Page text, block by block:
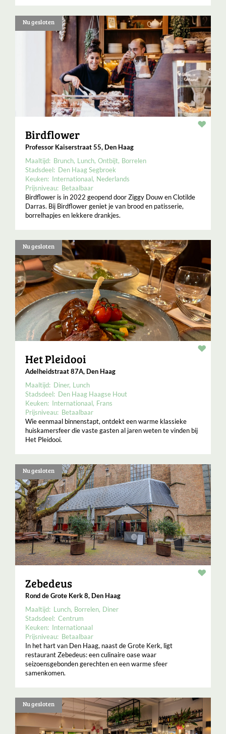
Nu gesloten
Birdflower
Professor Kaiserstraat 55, Den Haag
Maaltijd: Brunch Lunch Ontbijt Borrelen
Stadsdeel: Den Haag Segbroek
Keuken: Internationaal Nederlands
Prijsniveau: Betaalbaar
Birdflower is in 2022 geopend door Ziggy Douw en Clotilde
Darras. Bij Birdflower geniet je van brood en patisserie,
borrelhapjes en lekkere drankjes.
Nu gesloten
Het Pleidooi
Adelheidstraat 87A, Den Haag
Maaltijd: Diner Lunch
Stadsdeel: Den Haag Haagse Hout
Keuken: Internationaal Frans
Prijsniveau: Betaalbaar
Wie eenmaal binnenstapt, ontdekt een warme klassieke
huiskamersfeer die vaste gasten al jaren weten te vinden bij
Het Pleidooi.
Nu gesloten
Zebedeus
Rond de Grote Kerk 8, Den Haag
Maaltijd: Lunch Borrelen Diner
Stadsdeel: Centrum
Keuken: Internationaal
Prijsniveau: Betaalbaar
In het hart van Den Haag, naast de Grote Kerk, ligt
restaurant Zebedeus: een culinaire oase waar
seizoensgebonden gerechten en een warme sfeer
samenkomen.
Nu gesloten